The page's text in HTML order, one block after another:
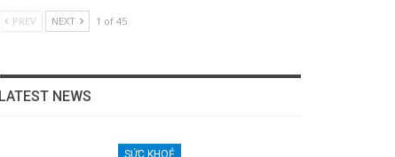
PREV NEXT 1 of 45
LATEST NEWS
SỨC KHOẺ